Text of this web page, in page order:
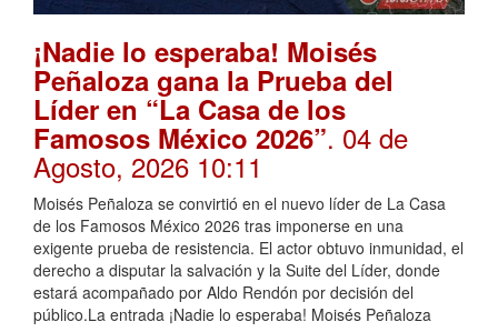
¡Nadie lo esperaba! Moisés
Peñaloza gana la Prueba del
Líder en “La Casa de los
Famosos México 2026”. 04 de
Agosto, 2026 10:11
Moisés Peñaloza se convirtió en el nuevo líder de La Casa
de los Famosos México 2026 tras imponerse en una
exigente prueba de resistencia. El actor obtuvo inmunidad, el
derecho a disputar la salvación y la Suite del Líder, donde
estará acompañado por Aldo Rendón por decisión del
público.La entrada ¡Nadie lo esperaba! Moisés Peñaloza